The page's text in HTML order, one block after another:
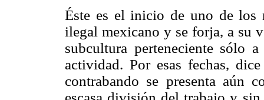
Éste es el inicio de uno de los
ilegal mexicano y se forja, a su
subcultura perteneciente sólo
actividad. Por esas fechas,
contrabando se presenta aún